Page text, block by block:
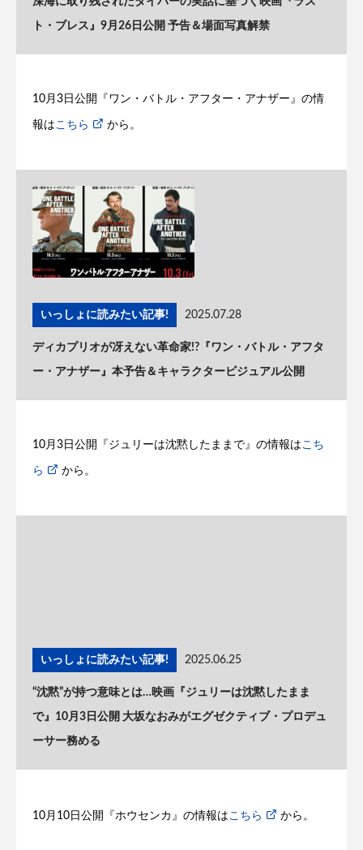
ト・ブレス』9月26日公開 予告＆場面写真解禁
10月3日公開『ワン・バトル・アフター・アナザー』の情
報はこちら から。
いっしょに読みたい記事! 2025.07.28
ディカプリオが冴えない革命家!?『ワン・バトル・アフタ
ー・アナザー』本予告＆キャラクタービジュアル公開
10月3日公開『ジュリーは沈黙したままで』の情報は こち
ら から。
いっしょに読みたい記事! 2025.06.25
“沈黙”が持つ意味とは…映画『ジュリーは沈黙したまま
で』10月3日公開 大坂なおみがエグゼクティブ・プロデュ
ーサー務める
10月10日公開『ホウセンカ』の情報はこちら から。